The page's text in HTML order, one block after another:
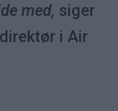
med, siger
i Air